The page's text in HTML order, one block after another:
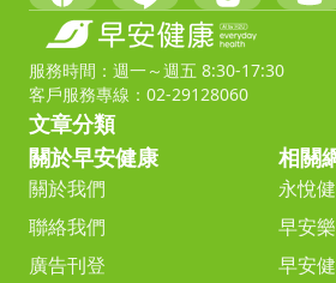
服務時間：週一～週五 8:30-17:30
客戶服務專線：02-29128060
文章分類
關於早安健康
關於我們
聯絡我們
廣告刊登
相關
永悅
早安
早安